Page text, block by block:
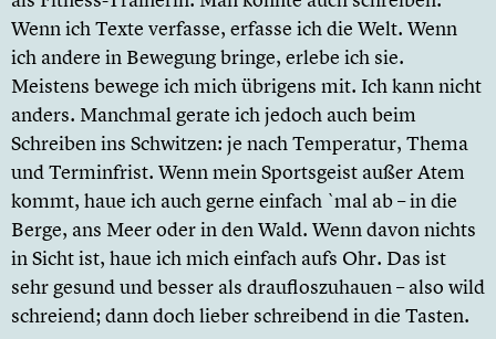
Wenn ich Texte verfasse, erfasse ich die Welt. Wenn
ich andere in Bewegung bringe, erlebe ich sie.
Meistens bewege ich mich übrigens mit. Ich kann nicht
anders. Manchmal gerate ich jedoch auch beim
Schreiben ins Schwitzen: je nach Temperatur, Thema
und Terminfrist. Wenn mein Sportsgeist außer Atem
kommt, haue ich auch gerne einfach `mal ab – in die
Berge, ans Meer oder in den Wald. Wenn davon nichts
in Sicht ist, haue ich mich einfach aufs Ohr. Das ist
sehr gesund und besser als draufloszuhauen – also wild
schreiend; dann doch lieber schreibend in die Tasten.